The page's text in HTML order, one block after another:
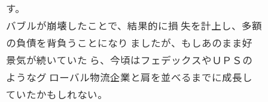
す。
バブルが崩壊したことで、結果的に損 失を計上し、多額
の負債を背負うことになり ましたが、もしあのまま好
景気が続いていた ら、今頃はフェデックスやＵＰＳの
ようなグ ローバル物流企業と肩を並べるまでに成長し
ていたかもしれない。